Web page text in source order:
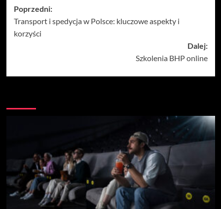
Zobacz
wpisy
Poprzedni:
Transport i spedycja w Polsce: kluczowe aspekty i
korzyści
Dalej:
Szkolenia BHP online